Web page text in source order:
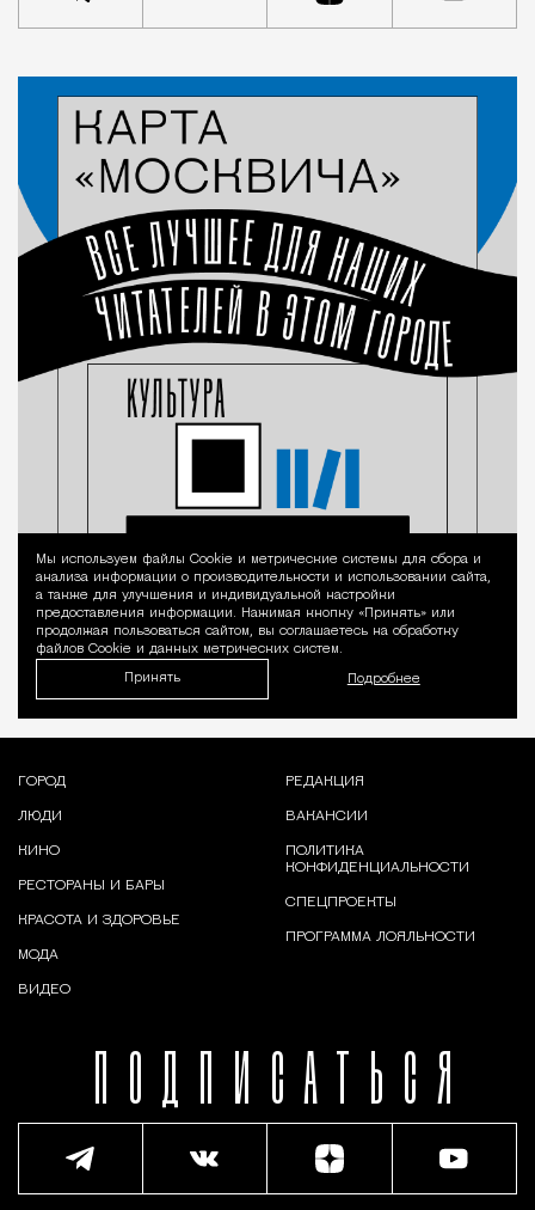
Уведомление
Мы используем файлы Сookie и метрические системы для сбора и
анализа информации о производительности и использовании сайта,
а также для улучшения и индивидуальной настройки
предоставления информации. Нажимая кнопку «Принять» или
продолжая пользоваться сайтом, вы соглашаетесь на обработку
файлов Cookie и данных метрических систем.
Принять Подробнее
ПОДПИСАТЬСЯ
ГОРОД
ЛЮДИ
КИНО
РЕСТОРАНЫ И БАРЫ
КРАСОТА И ЗДОРОВЬЕ
МОДА
ВИДЕО
РЕДАКЦИЯ
ВАКАНСИИ
ПОЛИТИКА
КОНФИДЕНЦИАЛЬНОСТИ
СПЕЦПРОЕКТЫ
ПРОГРАММА ЛОЯЛЬНОСТИ